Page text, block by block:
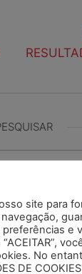
site para
e
No
DE